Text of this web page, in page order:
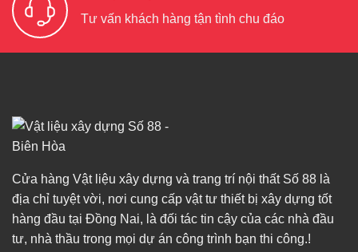
Tư vấn khách hàng tận tình chu đáo
Cửa hàng Vật liệu xây dựng và trang trí nội thất Số 88 là
địa chỉ tuyệt vời, nơi cung cấp vật tư thiết bị xây dựng tốt
hàng đầu tại Đồng Nai, là đối tác tin cậy của các nhà đầu
tư, nhà thầu trong mọi dự án công trình bạn thi công.!